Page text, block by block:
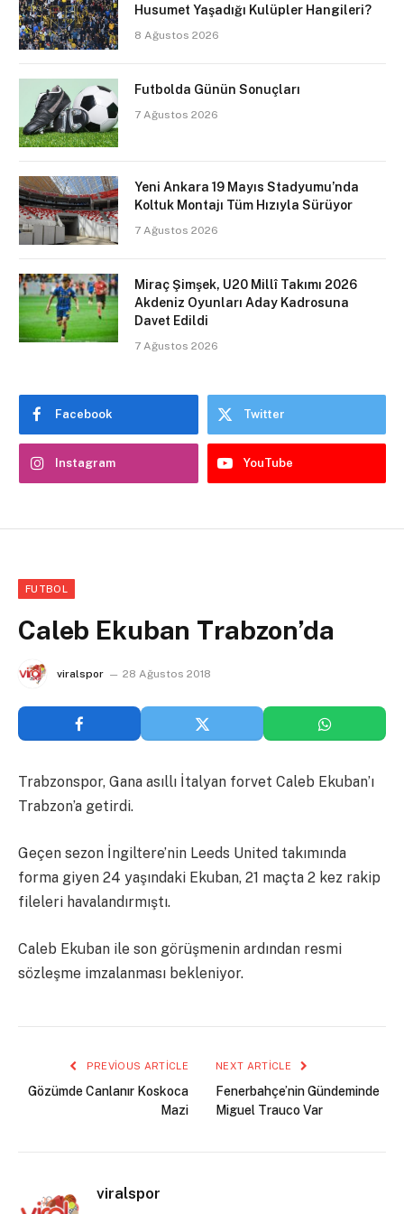
Husumet Yaşadığı Kulüpler Hangileri?
8 Ağustos 2026
Futbolda Günün Sonuçları
7 Ağustos 2026
Yeni Ankara 19 Mayıs Stadyumu’nda
Koltuk Montajı Tüm Hızıyla Sürüyor
7 Ağustos 2026
Miraç Şimşek, U20 Millî Takımı 2026
Akdeniz Oyunları Aday Kadrosuna
Davet Edildi
7 Ağustos 2026
Facebook Twitter
Instagram YouTube
FUTBOL
Caleb Ekuban Trabzon’da
viralspor 28 Ağustos 2018
Trabzonspor, Gana asıllı İtalyan forvet Caleb Ekuban’ı
Trabzon’a getirdi.
Geçen sezon İngiltere’nin Leeds United takımında
forma giyen 24 yaşındaki Ekuban, 21 maçta 2 kez rakip
fileleri havalandırmıştı.
Caleb Ekuban ile son görüşmenin ardından resmi
sözleşme imzalanması bekleniyor.
PREVIOUS ARTICLE
Gözümde Canlanır Koskoca
Mazi
NEXT ARTICLE
Fenerbahçe’nin Gündeminde
Miguel Trauco Var
viralspor